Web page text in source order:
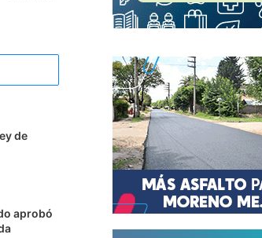
de
aprobó